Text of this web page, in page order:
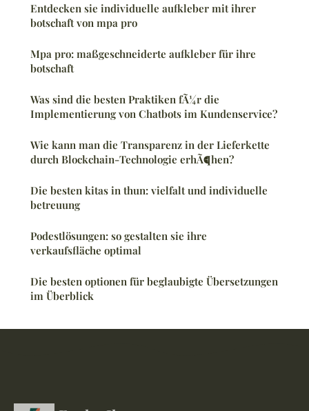
Entdecken sie individuelle aufkleber mit ihrer
botschaft von mpa pro
Mpa pro: maßgeschneiderte aufkleber für ihre
botschaft
Was sind die besten Praktiken fÃ¼r die
Implementierung von Chatbots im Kundenservice?
Wie kann man die Transparenz in der Lieferkette
durch Blockchain-Technologie erhÃ¶hen?
Die besten kitas in thun: vielfalt und individuelle
betreuung
Podestlösungen: so gestalten sie ihre
verkaufsfläche optimal
Die besten optionen für beglaubigte Übersetzungen
im Überblick